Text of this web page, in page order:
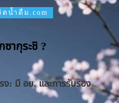
น้ำดื่ม.com
ซากุระชิ ?
ง: มี อย. และการรับรอง